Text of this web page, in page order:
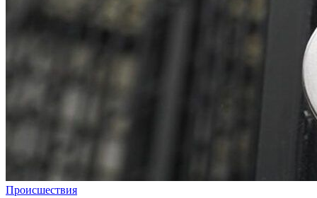
Происшествия